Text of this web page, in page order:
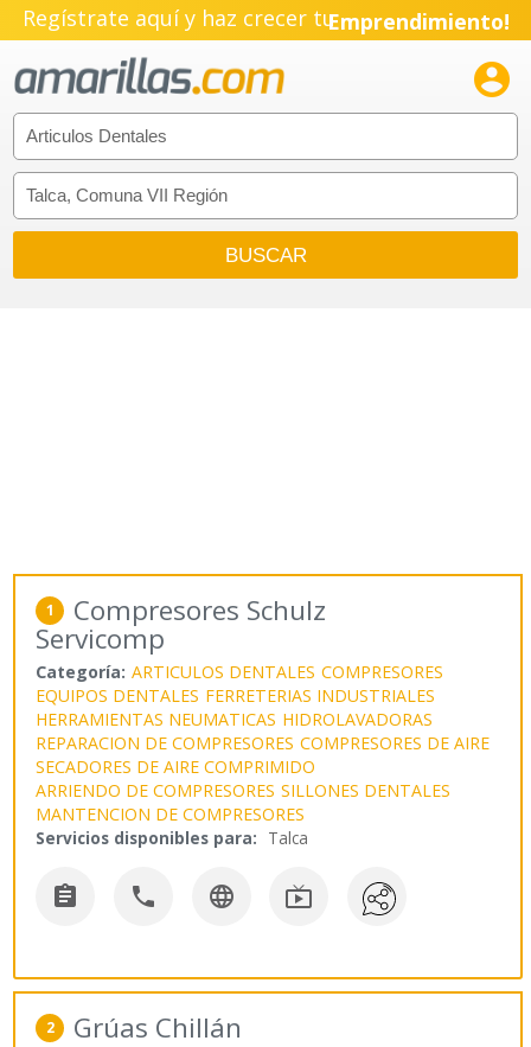
Regístrate aquí y haz crecer tuEmprendimiento!

1 Compresores Schulz
Servicomp
Categoría: ARTICULOS DENTALES COMPRESORES
EQUIPOS DENTALES FERRETERIAS INDUSTRIALES
HERRAMIENTAS NEUMATICAS HIDROLAVADORAS
REPARACION DE COMPRESORES COMPRESORES DE AIRE
SECADORES DE AIRE COMPRIMIDO
ARRIENDO DE COMPRESORES SILLONES DENTALES
MANTENCION DE COMPRESORES
Servicios disponibles para: Talca
   
2 Grúas Chillán